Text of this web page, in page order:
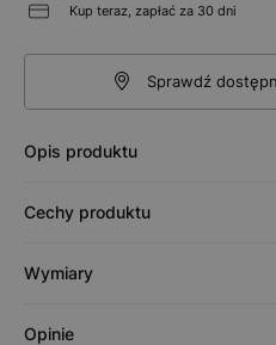
Kup teraz, zapłać za 30 dni
Sprawdź
Opis produktu
Cechy produktu
Wymiary
Opinie